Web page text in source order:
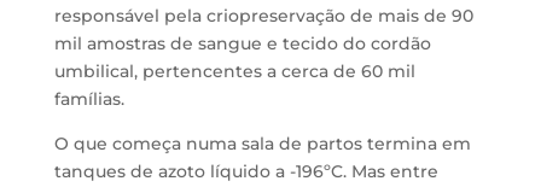
responsável pela criopreservação de mais de 90
mil amostras de sangue e tecido do cordão
umbilical, pertencentes a cerca de 60 mil
famílias.
O que começa numa sala de partos termina em
tanques de azoto líquido a -196ºC. Mas entre